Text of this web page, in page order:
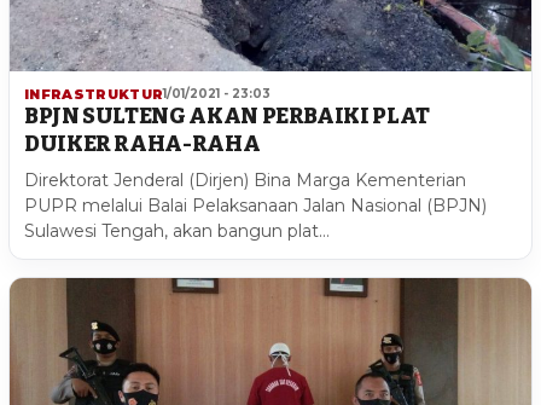
INFRASTRUKTUR1/01/2021 - 23:03
BPJN SULTENG AKAN PERBAIKI PLAT
DUIKER RAHA-RAHA
Direktorat Jenderal (Dirjen) Bina Marga Kementerian
PUPR melalui Balai Pelaksanaan Jalan Nasional (BPJN)
Sulawesi Tengah, akan bangun plat…